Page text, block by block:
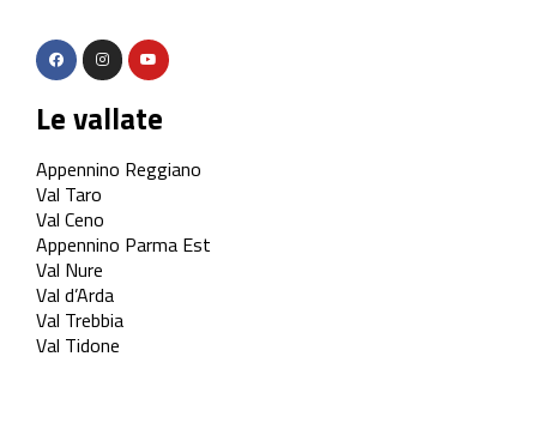
Le vallate
Appennino Reggiano
Val Taro
Val Ceno
Appennino Parma Est
Val Nure
Val d’Arda
Val Trebbia
Val Tidone